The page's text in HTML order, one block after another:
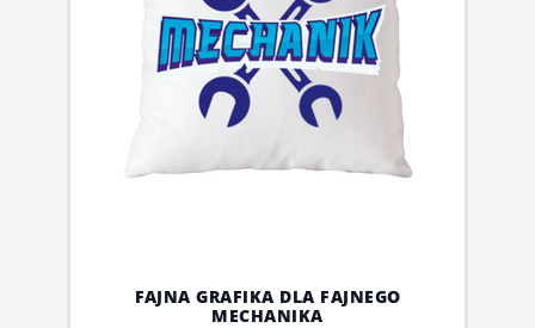
FAJNA GRAFIKA DLA FAJNEGO
MECHANIKA